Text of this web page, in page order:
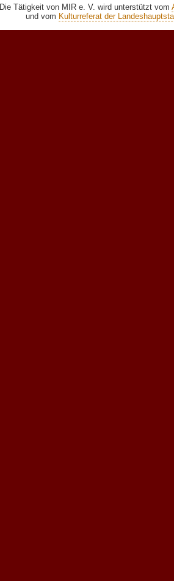
Die Tätigkeit von MIR e. V. wird unterstützt vom
und vom Kulturreferat der